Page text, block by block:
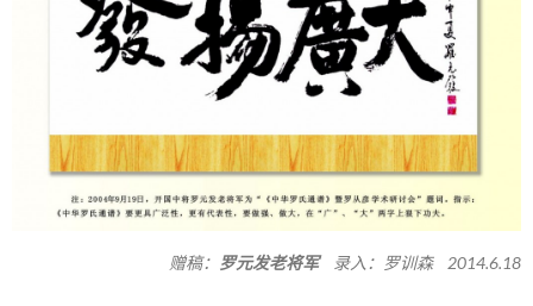
赠稿： 罗元发老将军录入：罗训森 2014.6.18